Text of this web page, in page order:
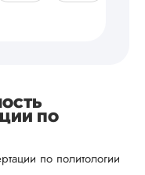
ПО
по политологии